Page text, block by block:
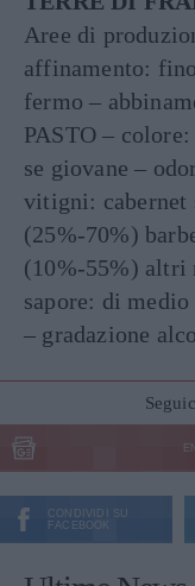
Aree di
affinamento:
fermo –
PASTO –
se giovane –
vitigni: cabernet
(25%-70%)
(10%-55%) altri
sapore: di
– gradazione
CONDIVIDI SU
FACEBOOK